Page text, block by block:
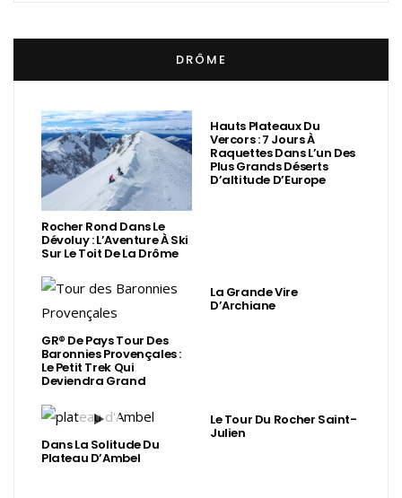
DRÔME
Rocher Rond Dans Le
Dévoluy : L’Aventure À Ski
Sur Le Toit De La Drôme
Hauts Plateaux Du
Vercors : 7 Jours À
Raquettes Dans L’un Des
Plus Grands Déserts
D’altitude D’Europe
GR® De Pays Tour Des
Baronnies Provençales :
Le Petit Trek Qui
Deviendra Grand
La Grande Vire
D’Archiane
Dans La Solitude Du
Plateau D’Ambel
Le Tour Du Rocher Saint-
Julien